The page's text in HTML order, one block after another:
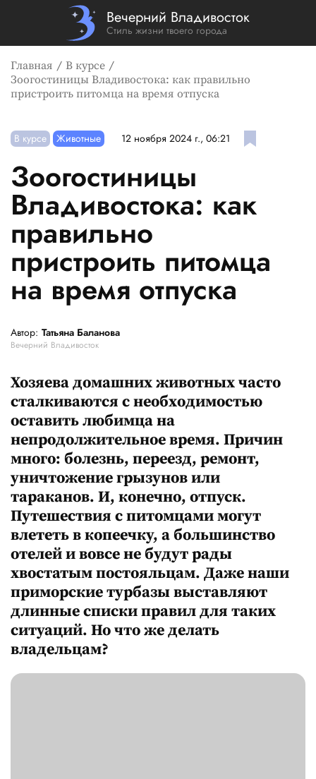
Вечерний Владивосток
Стиль жизни твоего города
Главная
В курсе
Зоогостиницы Владивостока: как правильно
пристроить питомца на время отпуска
В курсе Животные 12 ноября 2024 г., 06:21
Зоогостиницы
Владивостока: как
правильно
пристроить питомца
на время отпуска
Автор: Татьяна Баланова
Вечерний Владивосток
Хозяева домашних животных часто
сталкиваются с необходимостью
оставить любимца на
непродолжительное время. Причин
много: болезнь, переезд, ремонт,
уничтожение грызунов или
тараканов. И, конечно, отпуск.
Путешествия с питомцами могут
влететь в копеечку, а большинство
отелей и вовсе не будут рады
хвостатым постояльцам. Даже наши
приморские турбазы выставляют
длинные списки правил для таких
ситуаций. Но что же делать
владельцам?